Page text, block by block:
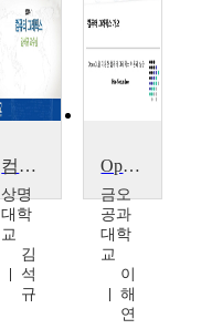
컴퓨터 그래픽스
상명
대학
교
김
석
규
OpenGL을 이용한 컴퓨터그래픽스 이론과 실습
금오
공과
대학
교
이
해
연